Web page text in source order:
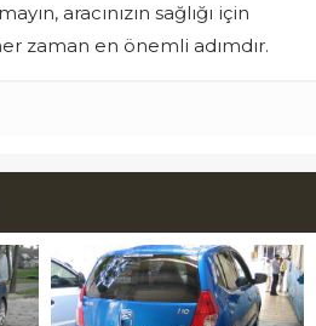
aracınızın sağlığı için
zaman en önemli adımdır.